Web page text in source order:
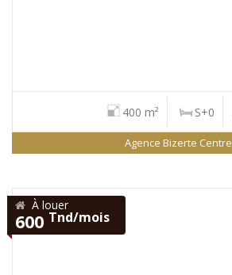
400 m² S+0
Agence Bizerte Centre
À louer
600 Tnd/mois